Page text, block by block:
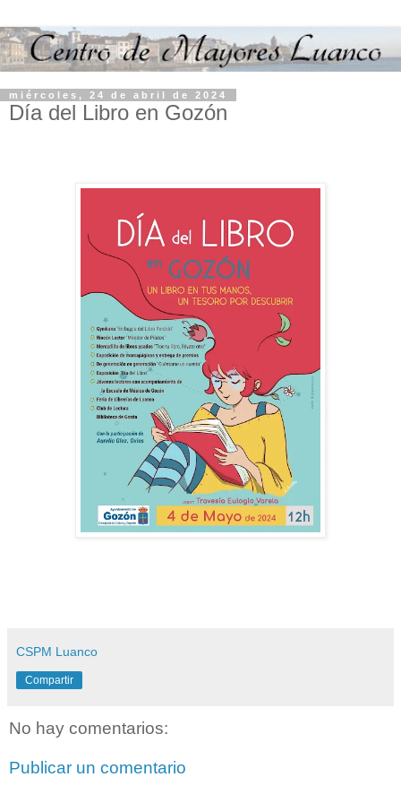
miércoles, 24 de abril de 2024
Día del Libro en Gozón
CSPM Luanco
Compartir
No hay comentarios:
Publicar un comentario